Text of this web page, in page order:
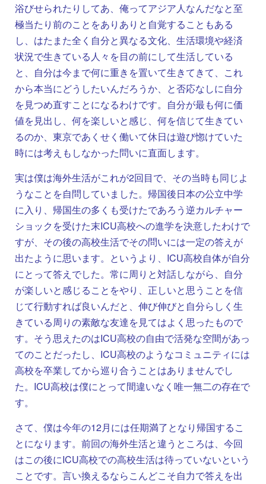
浴びせられたりしてあ、俺ってアジア人なんだなと至
極当たり前のことをありありと自覚することもある
し、はたまた全く自分と異なる文化、生活環境や経済
状況で生きている人々を目の前にして生活している
と、自分は今まで何に重きを置いて生きてきて、これ
から本当にどうしたいんだろうか、と否応なしに自分
を見つめ直すことになるわけです。自分が最も何に価
値を見出し、何を楽しいと感じ、何を信じて生きてい
るのか、東京であくせく働いて休日は遊び惚けていた
時には考えもしなかった問いに直面します。
実は僕は海外生活がこれが2回目で、その当時も同じよ
うなことを自問していました。帰国後日本の公立中学
に入り、帰国生の多くも受けたであろう逆カルチャー
ショックを受けた末ICU高校への進学を決意したわけで
すが、その後の高校生活でその問いには一定の答えが
出たように思います。というより、ICU高校自体が自分
にとって答えでした。常に周りと対話しながら、自分
が楽しいと感じることをやり、正しいと思うことを信
じて行動すれば良いんだと、伸び伸びと自分らしく生
きている周りの素敵な友達を見てはよく思ったもので
す。そう思えたのはICU高校の自由で活発な空間があっ
てのことだったし、ICU高校のようなコミュニティには
高校を卒業してから巡り合うことはありませんでし
た。ICU高校は僕にとって間違いなく唯一無二の存在で
す。
さて、僕は今年の12月には任期満了となり帰国するこ
とになります。前回の海外生活と違うところは、今回
はこの後にICU高校での高校生活は待っていないという
ことです。言い換えるならこんどこそ自力で答えを出